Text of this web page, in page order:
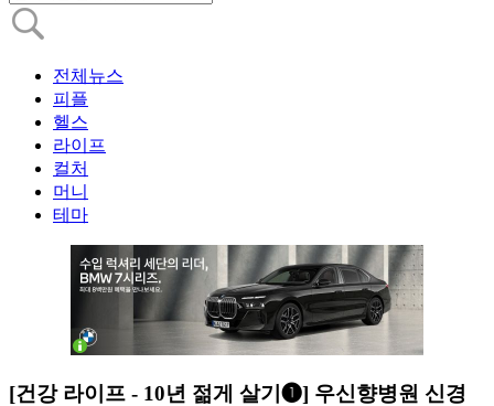
전체뉴스
피플
헬스
라이프
컬처
머니
테마
[건강 라이프 - 10년 젊게 살기❶] 우신향병원 신경